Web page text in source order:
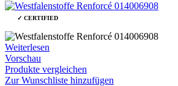
✓ CERTIFIED
Weiterlesen
Vorschau
Produkte vergleichen
Zur Wunschliste hinzufügen